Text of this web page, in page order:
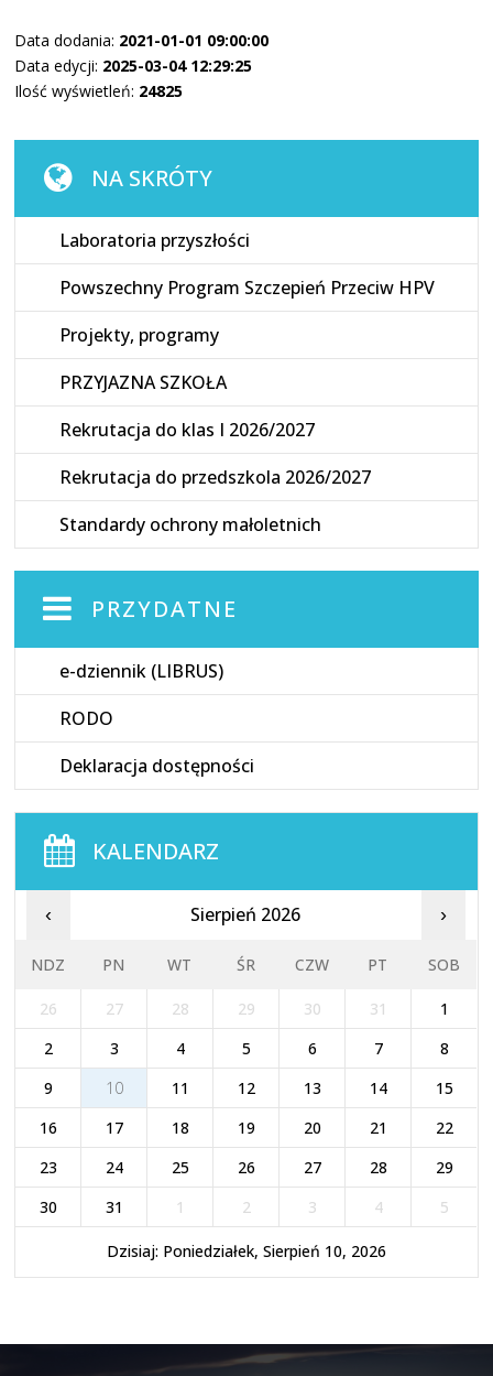
Data dodania: 2021-01-01 09:00:00
Data edycji: 2025-03-04 12:29:25
Ilość wyświetleń: 24825
NA SKRÓTY
Laboratoria przyszłości
Powszechny Program Szczepień Przeciw HPV
Projekty, programy
PRZYJAZNA SZKOŁA
Rekrutacja do klas I 2026/2027
Rekrutacja do przedszkola 2026/2027
Standardy ochrony małoletnich
PRZYDATNE
e-dziennik (LIBRUS)
RODO
Deklaracja dostępności
KALENDARZ
‹ Sierpień 2026 ›
NDZ PN WT ŚR CZW PT SOB
26 27 28 29 30 31
1
2
3 4 5 6 7
8
9
10 11 12 13 14
15
16
17 18 19 20 21
22
23
24 25 26 27 28
29
30
31 1 2 3 4 5
Dzisiaj: Poniedziałek, Sierpień 10, 2026